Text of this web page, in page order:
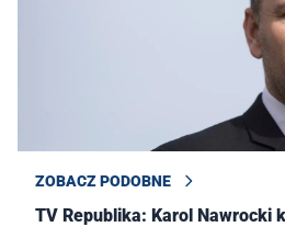
ZOBACZ PODOBNE
TV Republika: Karol Nawrocki